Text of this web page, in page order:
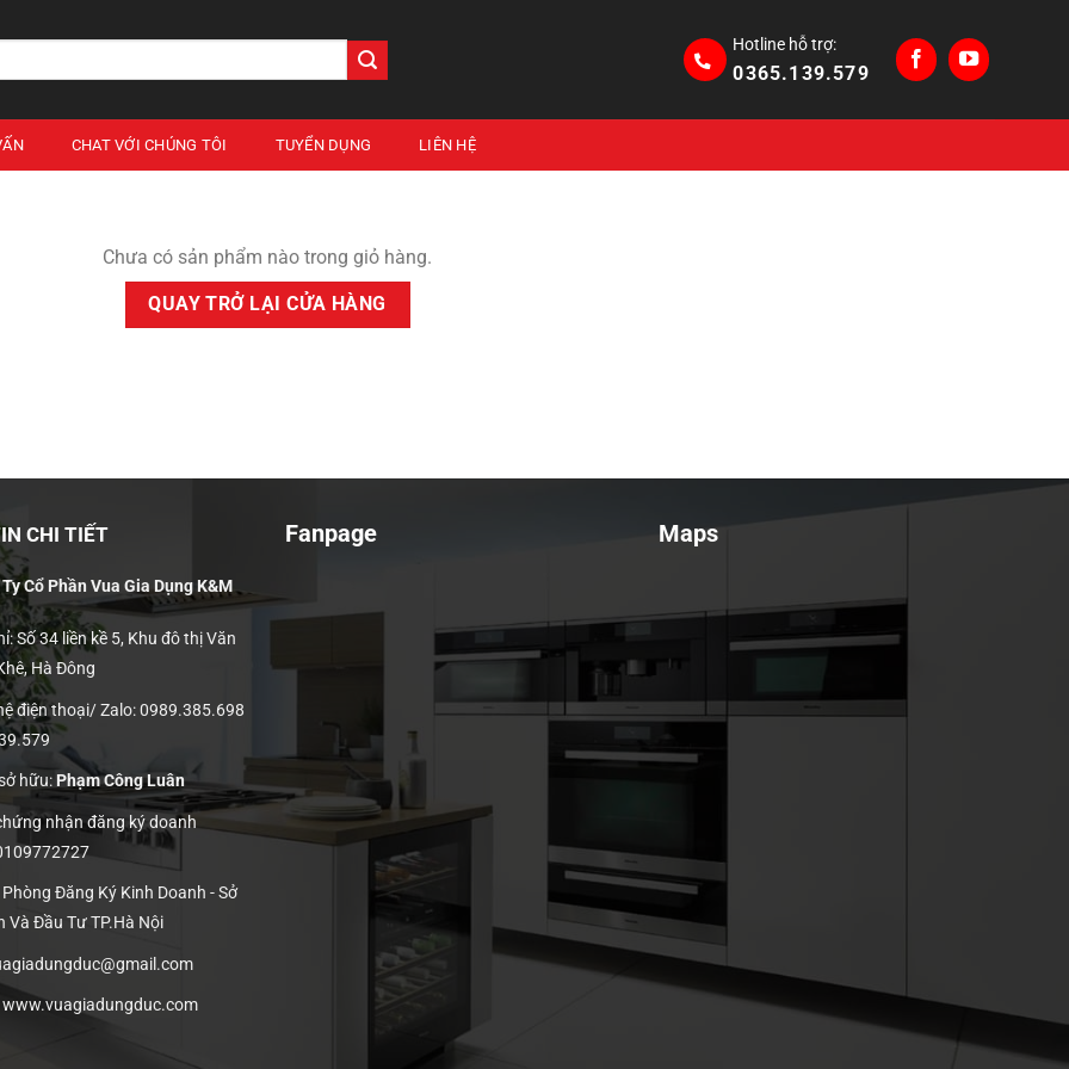
Hotline hỗ trợ:
0365.139.579
CHAT VỚI CHÚNG TÔI TUYỂN DỤNG LIÊN HỆ
Chưa có sản phẩm nào trong giỏ hàng.
QUAY TRỞ LẠI CỬA HÀNG
CHI TIẾT
Cổ Phần Vua Gia Dụng K&M
Số 34 liền kề 5, Khu đô thị Văn
Hà Đông
điện thoại/ Zalo: 0989.385.698
hữu: Phạm Công Luân
nhận đăng ký doanh
Phòng Đăng Ký Kinh Doanh - Sở
Và Đầu Tư TP.Hà Nội
www.vuagiadungduc.com
Fanpage Maps